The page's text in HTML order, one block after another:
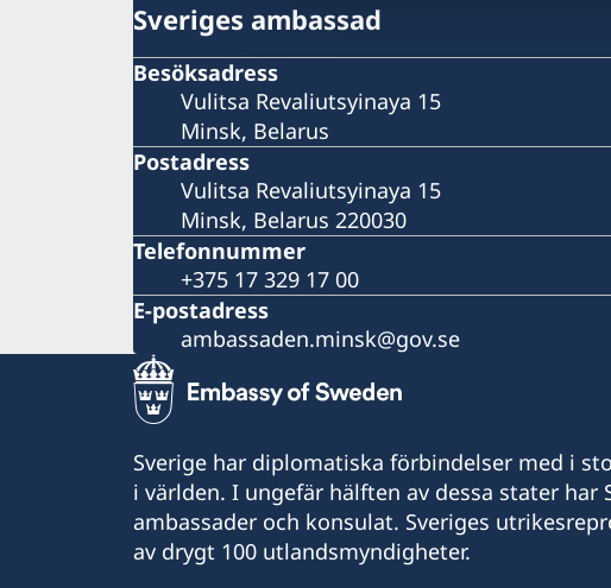
Sveriges ambassad
Besöksadress
Vulitsa Revaliutsyinaya 15
Minsk, Belarus
Postadress
Vulitsa Revaliutsyinaya 15
Minsk, Belarus 220030
Telefonnummer
+375 17 329 17 00
E-postadress
ambassaden.minsk@gov.se
Sverige har diplomatiska förbindelser med i
i världen. I ungefär hälften av dessa stater har
ambassader och konsulat. Sveriges
av drygt 100 utlandsmyndigheter.